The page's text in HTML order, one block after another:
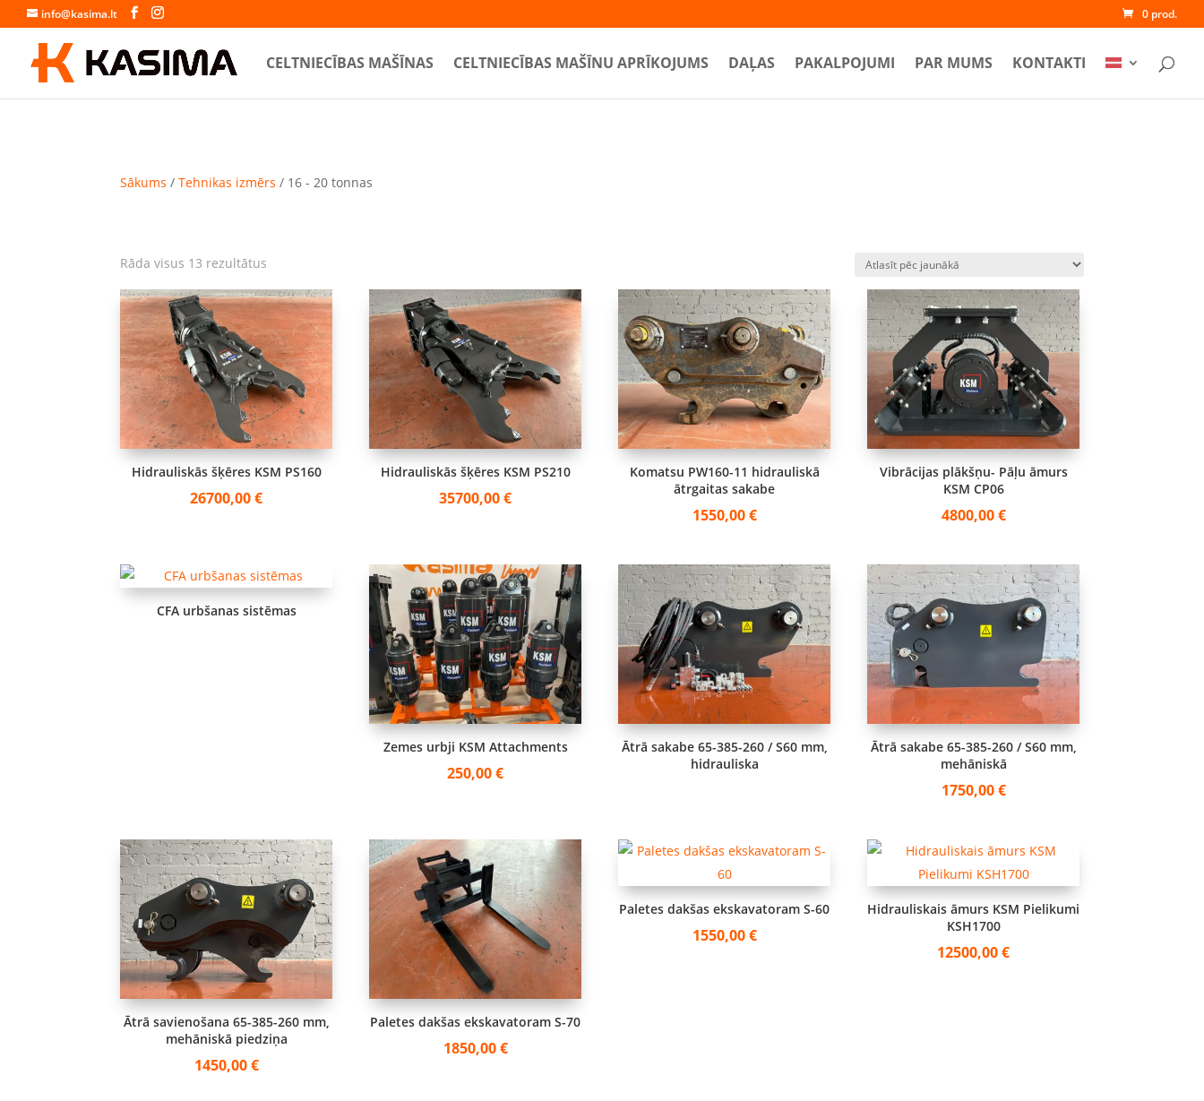
info@kasima.lt 0 prod.
CELTNIECĪBAS MAŠĪNAS CELTNIECĪBAS MAŠĪNU APRĪKOJUMS DAĻAS PAKALPOJUMI PAR MUMS KONTAKTI
Sākums /Tehnikas izmērs / 16 - 20 tonnas
Rāda visus 13 rezultātus
latest
Hidrauliskās šķēres KSM PS160
26700,00€
Hidrauliskās šķēres KSM PS210
35700,00€
Komatsu PW160-11 hidrauliskā
ātrgaitas sakabe
1550,00€
Vibrācijas plākšņu- Pāļu āmurs
KSM CP06
4800,00€
CFA urbšanas sistēmas
Zemes urbji KSM Attachments
250,00€
Ātrā sakabe 65-385-260 / S60 mm,
hidrauliska
Ātrā sakabe 65-385-260 / S60 mm,
mehāniskā
1750,00€
Ātrā savienošana 65-385-260 mm,
mehāniskā piedziņa
1450,00€
Paletes dakšas ekskavatoram S-70
1850,00€
Paletes dakšas ekskavatoram S-60
1550,00€
Hidrauliskais āmurs KSM Pielikumi
KSH1700
12500,00€